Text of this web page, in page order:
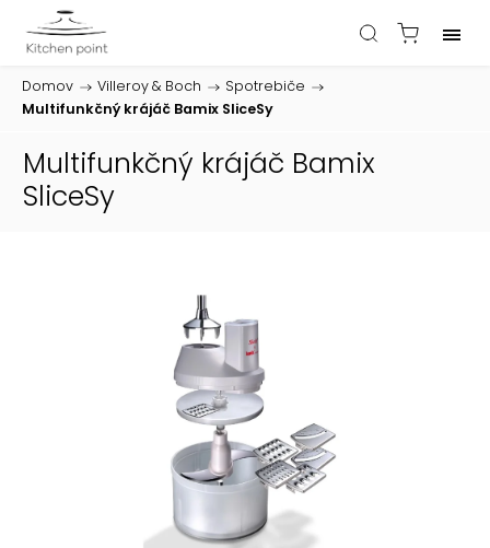
Domov / Villeroy & Boch / Spotrebiče /
Multifunkčný krájáč Bamix SliceSy
Multifunkčný krájáč Bamix
SliceSy